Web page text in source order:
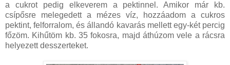
a cukrot pedig elkeverem a pektinnel. Amikor már kb.
csípősre melegedett a mézes víz, hozzáadom a cukros
pektint, felforralom, és állandó kavarás mellett egy-két percig
főzöm. Kihűtöm kb. 35 fokosra, majd áthúzom vele a rácsra
helyezett desszerteket.